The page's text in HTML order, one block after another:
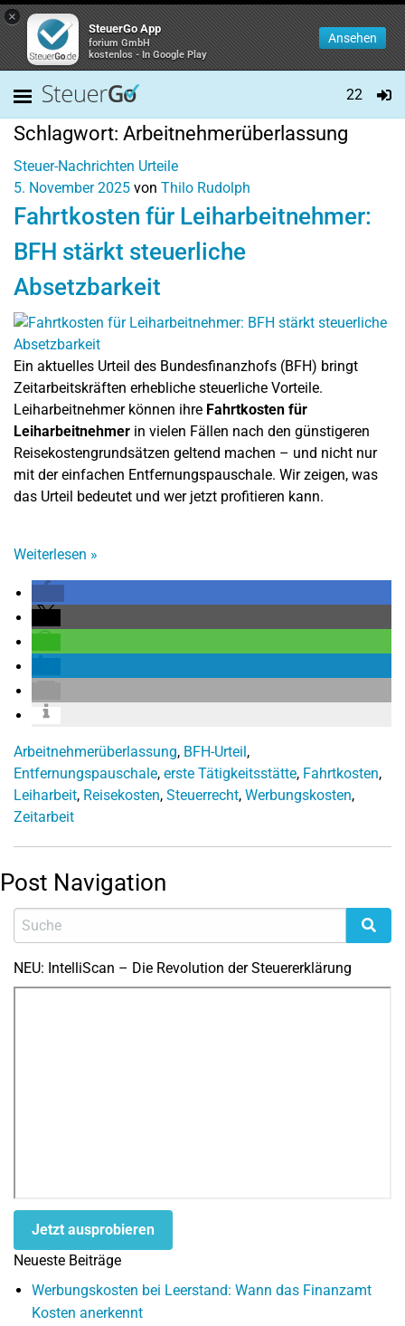
×
SteuerGo App
forium GmbH
kostenlos - In Google Play
Ansehen
22
Schlagwort: Arbeitnehmerüberlassung
Steuer-Nachrichten Urteile
5. November 2025 von Thilo Rudolph
Fahrtkosten für Leiharbeitnehmer:
BFH stärkt steuerliche
Absetzbarkeit
Ein aktuelles Urteil des Bundesfinanzhofs (BFH) bringt
Zeitarbeitskräften erhebliche steuerliche Vorteile.
Leiharbeitnehmer können ihre Fahrtkosten für
Leiharbeitnehmer in vielen Fällen nach den günstigeren
Reisekostengrundsätzen geltend machen – und nicht nur
mit der einfachen Entfernungspauschale. Wir zeigen, was
das Urteil bedeutet und wer jetzt profitieren kann.
Weiterlesen »
Arbeitnehmerüberlassung, BFH-Urteil,
Entfernungspauschale, erste Tätigkeitsstätte, Fahrtkosten,
Leiharbeit, Reisekosten, Steuerrecht, Werbungskosten,
Zeitarbeit
Post Navigation
NEU: IntelliScan – Die Revolution der Steuererklärung
Jetzt ausprobieren
Neueste Beiträge
Werbungskosten bei Leerstand: Wann das Finanzamt
Kosten anerkennt